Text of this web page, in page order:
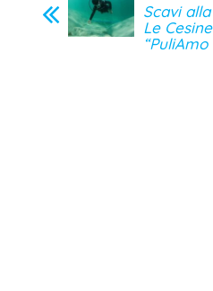
Scavi
Le